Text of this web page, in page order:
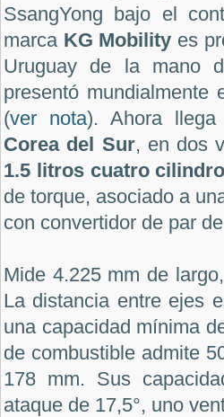
SsangYong bajo el
marca KG Mobility es
Uruguay de la mano
presentó mundialmente
(ver nota). Ahora
Corea del Sur, en dos
1.5 litros cuatro
de torque, asociado a
con convertidor de par
Mide 4.225 mm de
La distancia entre ejes
una capacidad mínima
de combustible admite
178 mm. Sus
ataque de 17,5°, uno